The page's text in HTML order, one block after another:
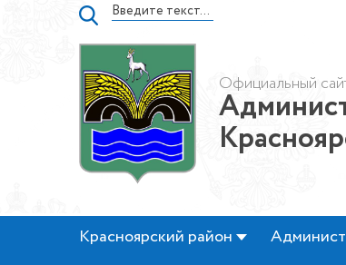
Официальный
Красноярский район